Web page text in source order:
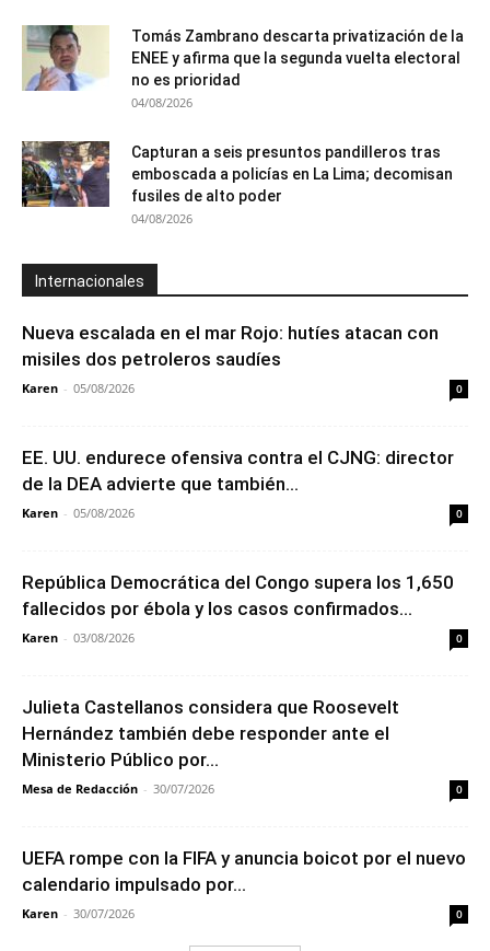
Tomás Zambrano descarta privatización de la
ENEE y afirma que la segunda vuelta electoral
no es prioridad
04/08/2026
Capturan a seis presuntos pandilleros tras
emboscada a policías en La Lima; decomisan
fusiles de alto poder
04/08/2026
Internacionales
Nueva escalada en el mar Rojo: hutíes atacan con
misiles dos petroleros saudíes
Karen - 05/08/2026 0
EE. UU. endurece ofensiva contra el CJNG: director
de la DEA advierte que también...
Karen - 05/08/2026 0
República Democrática del Congo supera los 1,650
fallecidos por ébola y los casos confirmados...
Karen - 03/08/2026 0
Julieta Castellanos considera que Roosevelt
Hernández también debe responder ante el
Ministerio Público por...
Mesa de Redacción - 30/07/2026 0
UEFA rompe con la FIFA y anuncia boicot por el nuevo
calendario impulsado por...
Karen - 30/07/2026 0